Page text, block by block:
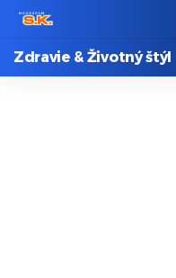
Zdravie & Životný štýl